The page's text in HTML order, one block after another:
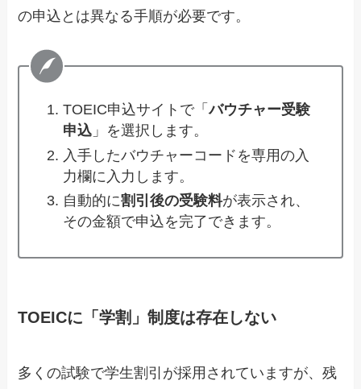
の申込とは異なる手順が必要です。
TOEIC申込サイトで「バウチャー受験
申込 」を選択します。
入手したバウチャーコードを専用の入
力欄に入力します。
自動的に割引後の受験料が表示され、
その金額で申込を完了できます。
TOEICに「学割」制度は存在しない
多くの試験で学生割引が採用されていますが、残